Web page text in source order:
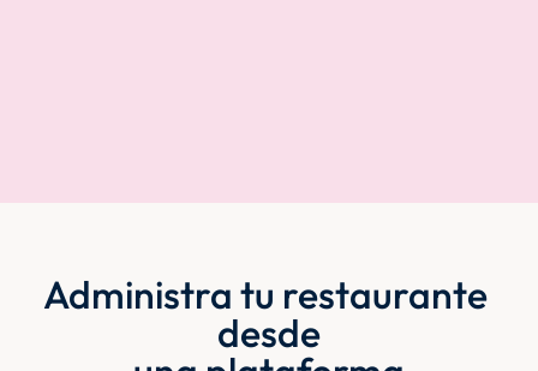
Administra tu restaurante
desde